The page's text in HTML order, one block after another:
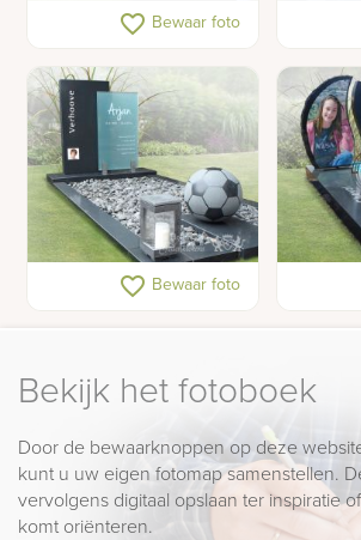
Liefdevol grafmonument
voor tienerfavorite_border Bewaar foto
met
Grafmonument kind met
favorite_border Bewaar foto
Bekijk het fotoboek
Door de bewaarknoppen op deze
kunt u uw eigen fotomap samenstellen.
vervolgens digitaal opslaan ter inspiratie
komt oriënteren.